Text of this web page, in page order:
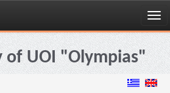
of UOI "Olympias"